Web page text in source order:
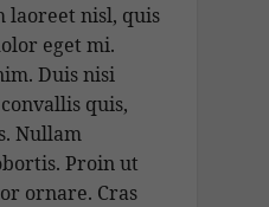
laoreet nisl, quis
eget mi.
Duis nisi
quis,
Nullam
Proin ut
ornare. Cras